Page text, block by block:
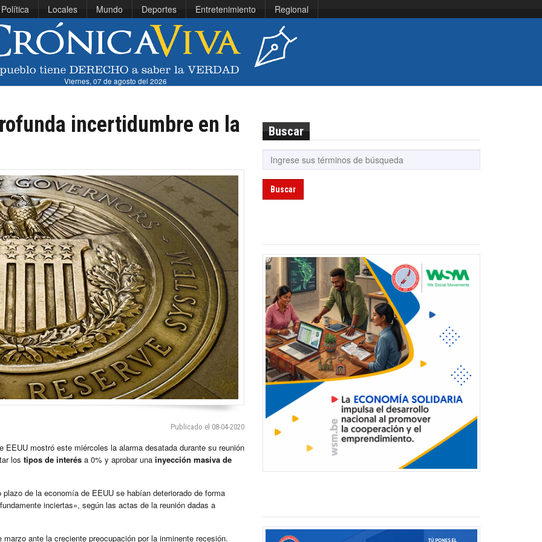
Política Locales Mundo Deportes Entretenimiento Regional
Viernes, 07 de agosto del 2026
incertidumbre en la
Publicado el 08-04-2020
EEUU mostró este miércoles la alarma desatada durante su reunión
los tipos de interés a 0% y aprobar una inyección masiva de
de la economía de EEUU se habían deteriorado de forma
inciertas», según las actas de la reunión dadas a
ante la creciente preocupación por la inminente recesión.
Buscar
Buscar